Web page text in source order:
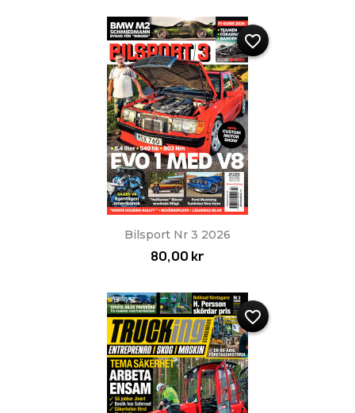
Bilsport Nr 3 2026
80,00 kr
favorite_border
favorite_border